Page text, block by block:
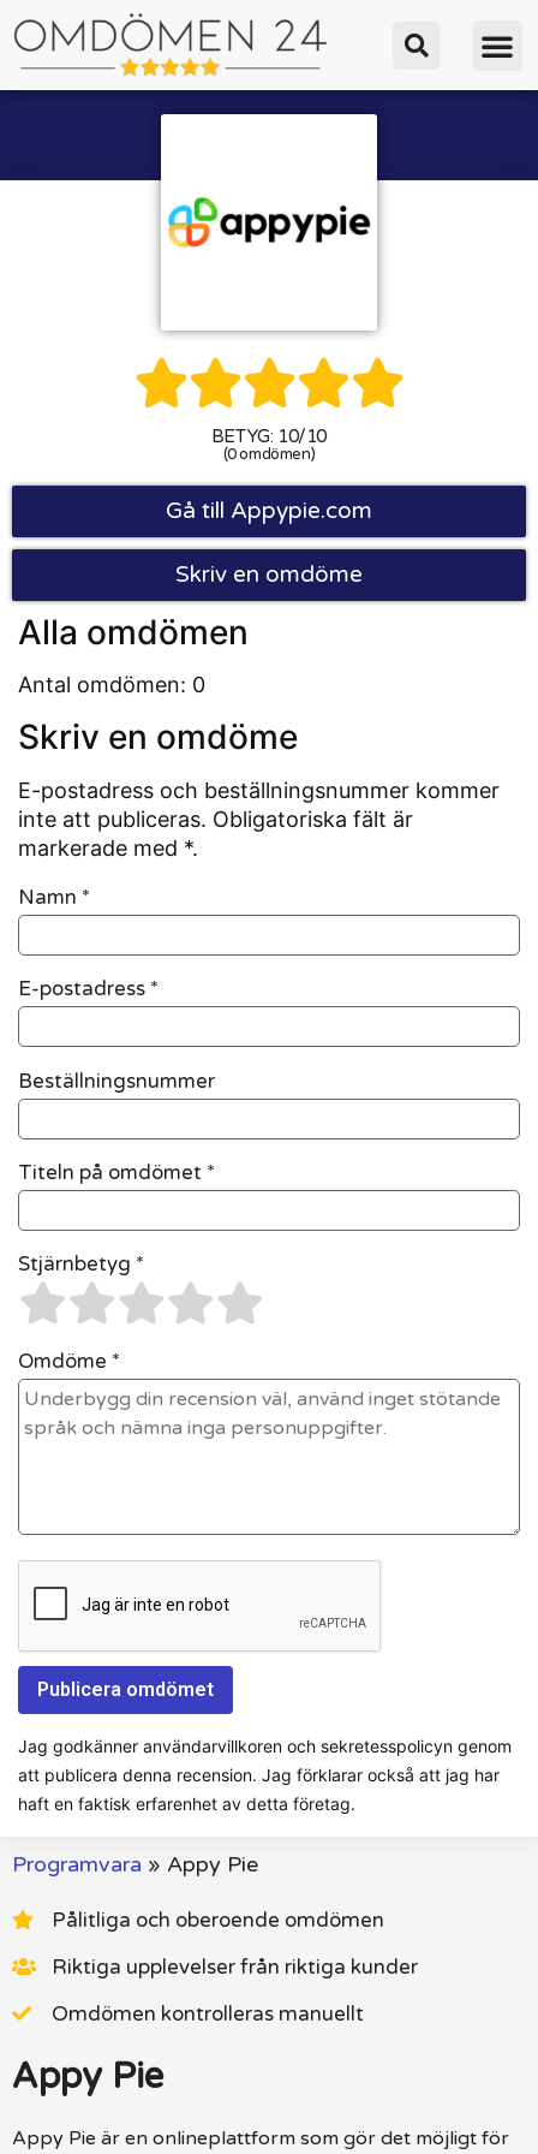

BETYG: 10/10
(0 omdömen)
Gå till Appypie.com
Skriv en omdöme
Alla omdömen
Antal omdömen: 0
Skriv en omdöme
E-postadress och beställningsnummer kommer
inte att publiceras. Obligatoriska fält är
markerade med *.
Namn *
E-postadress *
Beställningsnummer
Titeln på omdömet *
Stjärnbetyg *
Omdöme *
Jag godkänner användarvillkoren och sekretesspolicyn genom
att publicera denna recension. Jag förklarar också att jag har
haft en faktisk erfarenhet av detta företag.
Programvara » Appy Pie
Pålitliga och oberoende omdömen
Riktiga upplevelser från riktiga kunder
Omdömen kontrolleras manuellt
Appy Pie
Appy Pie är en onlineplattform som gör det möjligt för